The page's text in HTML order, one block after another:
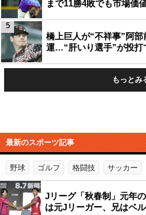
まで11勝4敗でも市場価
橋上巨人が“不祥事”阿
運…“肝いり選手”が投打
5
もっとみ
最新のスポーツ記事
野球 ゴルフ 格闘技 サッカー
Jリーグ「秋春制」元年
は元Jリーガー、兄はベ